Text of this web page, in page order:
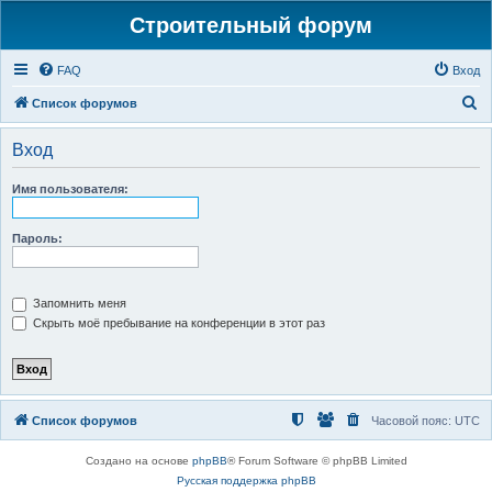
Строительный форум
FAQ Вход
Список форумов
о
Вход
Имя пользователя:
Пароль:
Запомнить меня
Скрыть моё пребывание на конференции в этот раз
Список форумов Часовой пояс: UTC
Создано на основе phpBB® Forum Software © phpBB Limited
Русская поддержка phpBB